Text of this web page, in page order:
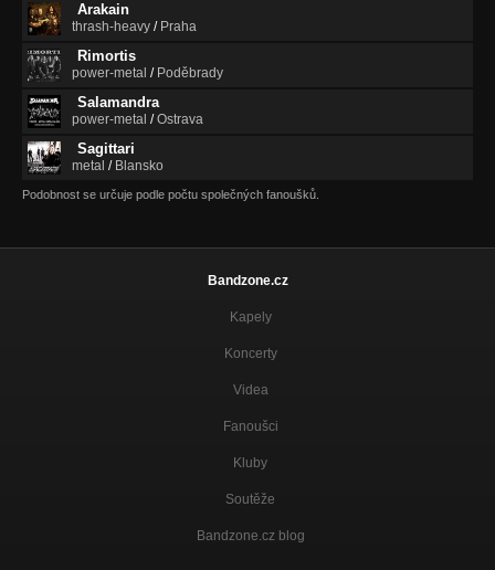
Arakain
thrash-heavy / Praha
Rimortis
power-metal / Poděbrady
Salamandra
power-metal /Ostrava
Sagittari
metal / Blansko
Podobnost se určuje podle počtu společných fanoušků.
Bandzone.cz
Kapely
Koncerty
Videa
Fanoušci
Kluby
Soutěže
Bandzone.cz blog